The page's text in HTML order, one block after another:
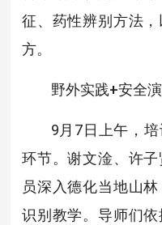
征、药性辨别方法
方。
野外实践+安全
9月7日上午，
环节。谢文淦、许
员深入德化当地山
识别教学。导师们